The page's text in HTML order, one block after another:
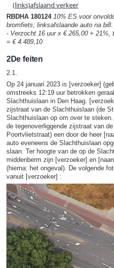
(links)afslaand verkeer
RBDHA 180124 10% ES voor
bromfiets; linksafslaande auto na
- Verzocht 16 uur x € 265,00 + 21%,
= € 4.489,10
2De feiten
2.1.
Op 24 januari 2023 is [verzoeker]
omstreeks 12:19 uur betrokken
Slachthuislaan in Den Haag.
zijstraat van de Slachthuislaan (de
Slachthuislaan op om over te
de tegenoverliggende zijstraat van
Poortvlietstraat) een door de heer
auto eveneens de Slachthuislaan
slaan. Ter hoogte van de op de
middenberm zijn [verzoeker] en
(hierna: het ongeval). De volgende
vanuit [verzoeker] :